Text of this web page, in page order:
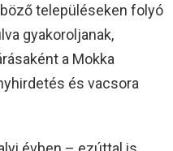
településeken folyó
gyakoroljanak,
a Mokka
és vacsora